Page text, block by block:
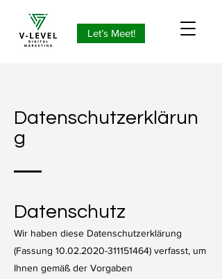
Let’s Meet!
Datenschutzerklärun
g
Datenschutz
Wir haben diese Datenschutzerklärung
(Fassung 10.02.2020-311151464) verfasst, um
Ihnen gemäß der Vorgaben